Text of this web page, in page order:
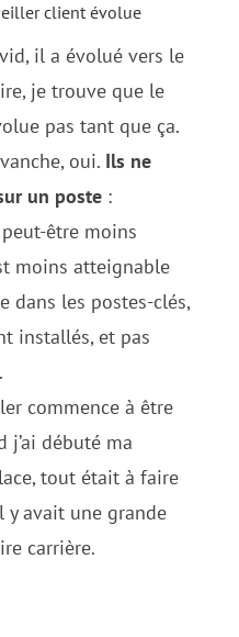
client évolue
il a évolué vers le
je trouve que le
pas tant que ça.
oui. Ils ne
un poste:
être moins
moins atteignable
dans les postes-clés,
installés, et pas
commence à être
j’ai débuté ma
tout était à faire
avait une grande
carrière.